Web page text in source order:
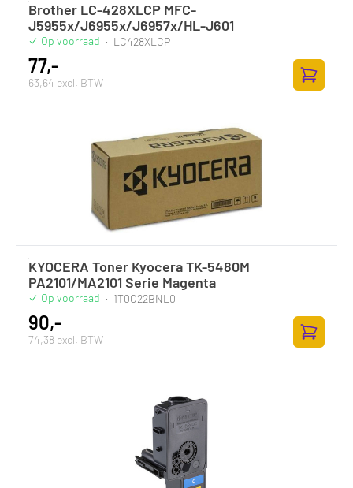
Brother LC-428XLCP MFC-
J5955x/J6955x/J6957x/HL-J601
Op voorraad · LC428XLCP
77,-
63,64 excl. BTW
Zum
KYOCERA Toner Kyocera TK-5480M
PA2101/MA2101 Serie Magenta
Op voorraad · 1T0C22BNL0
90,-
74,38 excl. BTW
Zum